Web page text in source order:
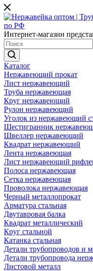
Интернет-магазин
Каталог
Нержавеющий прокат
Лист нержавеющий
Труба нержавеющая
Круг нержавеющий
Рулон нержавеющий
Уголок из нержавеющий
Шестигранник
Швеллер нержавеющий
Квадрат нержавеющий
Лента нержавеющая
Лист нержавеющий
Полоса нержавеющая
Сетка нержавеющая
Проволока нержавеющая
Черный металлопрокат
Арматура стальная
Двутавровая балка
Квадрат металлический
Круг стальной
Катанка стальная
Детали трубопроводов и
Детали трубопровода
Листовой металл